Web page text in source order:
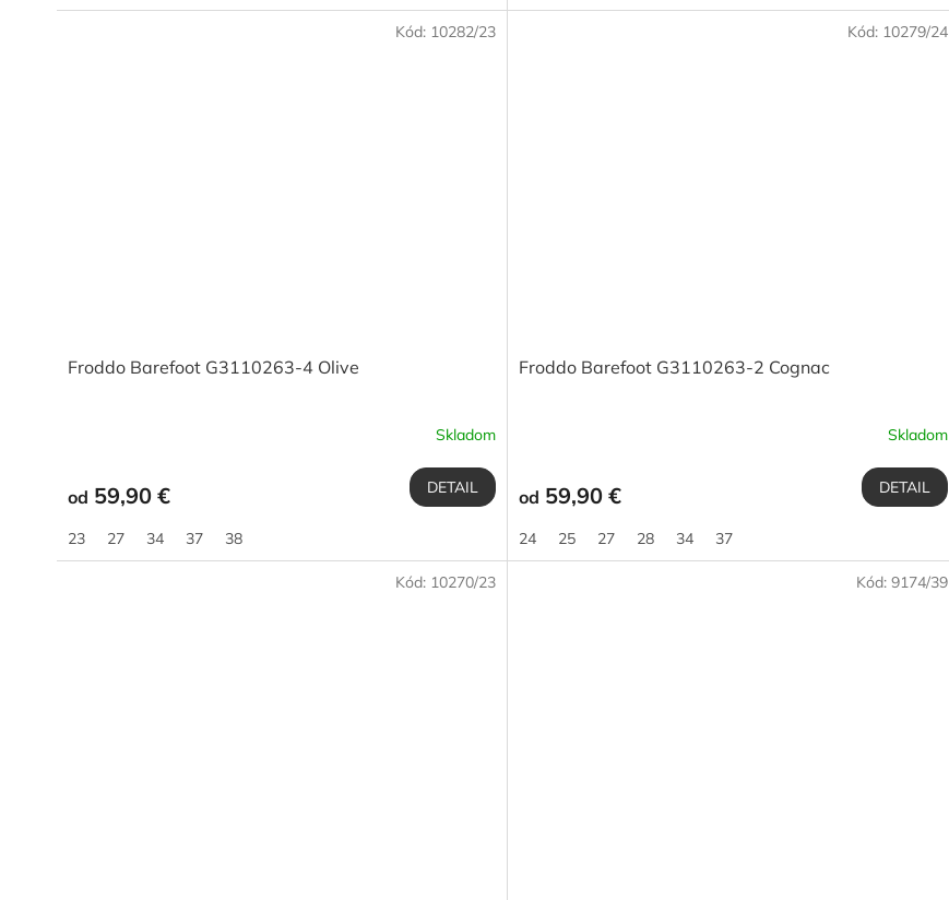
Froddo Barefoot G3110263-4 Olive
Skladom
od 59,90 € DETAIL
23 27 34 37 38
Kód: 10282/23
Froddo Barefoot G3110263-2 Cognac
Skladom
od 59,90 € DETAIL
24 25 27 28 34 37
Kód: 10279/24
Kód: 10270/23 Kód: 9174/39